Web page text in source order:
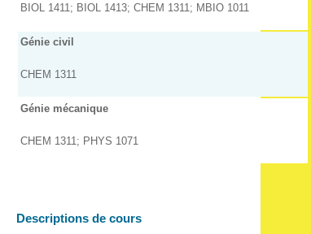
BIOL 1411; BIOL 1413; CHEM 1311; MBIO 1011
Génie civil
CHEM 1311
Génie mécanique
CHEM 1311; PHYS 1071
Descriptions de cours